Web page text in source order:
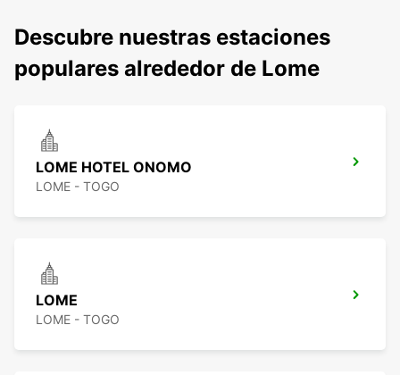
Descubre nuestras estaciones
populares alrededor de Lome
LOME HOTEL ONOMO
LOME - TOGO
LOME
LOME - TOGO